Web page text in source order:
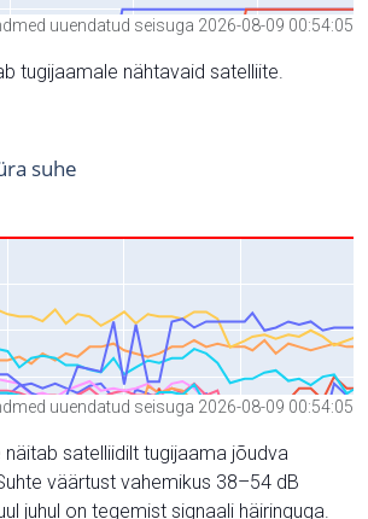
uuendatud seisuga 2026-08-09 00:54:05
tugijaamale nähtavaid satelliite.
uuendatud seisuga 2026-08-09 00:54:05
näitab satelliidilt tugijaama jõudva
väärtust vahemikus 38–54 dB
juhul on tegemist signaali häiringuga.